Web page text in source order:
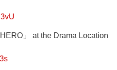
」 at the Drama Location